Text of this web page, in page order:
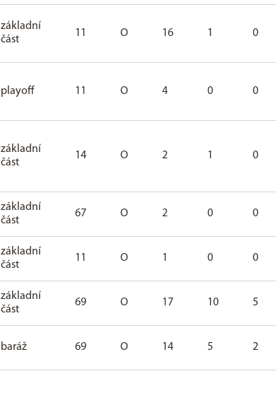
základní
část
11 O 16 1 0
playoff 11 O 4 0 0
základní
část
14 O 2 1 0
základní
část
67 O 2 0 0
základní
část
11 O 1 0 0
základní
část
69 O 17 10 5
baráž 69 O 14 5 2